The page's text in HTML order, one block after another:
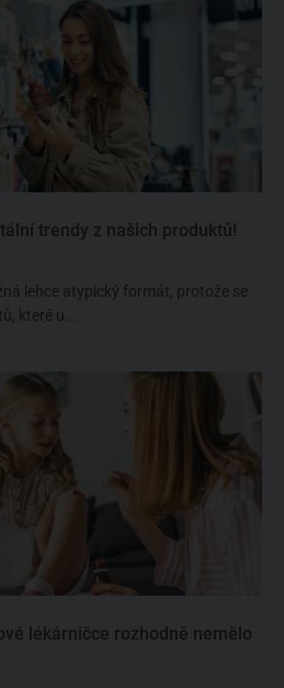
trendy z našich produktů!
lehce atypický formát, protože se
které u...
lékárničce rozhodně nemělo